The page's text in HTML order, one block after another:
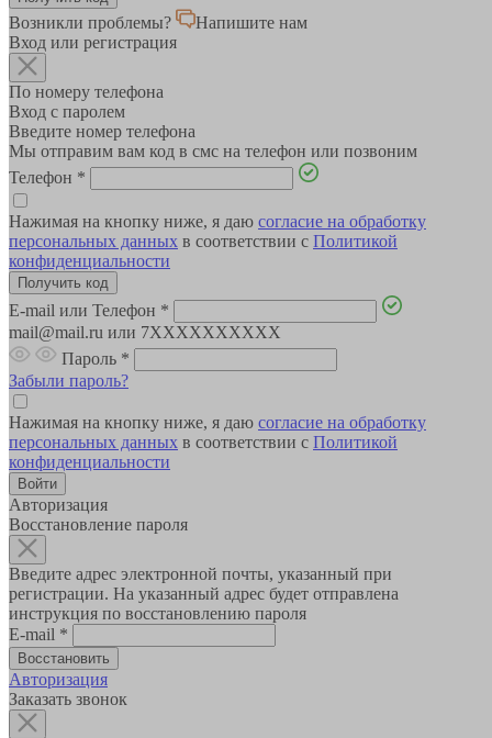
Возникли проблемы?
Напишите нам
Вход или регистрация
По номеру телефона
Вход с паролем
Введите номер телефона
Мы отправим вам код в смс на телефон или позвоним
Телефон *
Нажимая на кнопку ниже, я даю согласие на обработку
персональных данных в соответствии с Политикой
конфиденциальности
E-mail или Телефон *
mail@mail.ru или 7XXXXXXXXXX
Пароль *
Забыли пароль?
Нажимая на кнопку ниже, я даю согласие на обработку
персональных данных в соответствии с Политикой
конфиденциальности
Авторизация
Восстановление пароля
Введите адрес электронной почты, указанный при
регистрации. На указанный адрес будет отправлена
инструкция по восстановлению пароля
E-mail *
Авторизация
Заказать звонок